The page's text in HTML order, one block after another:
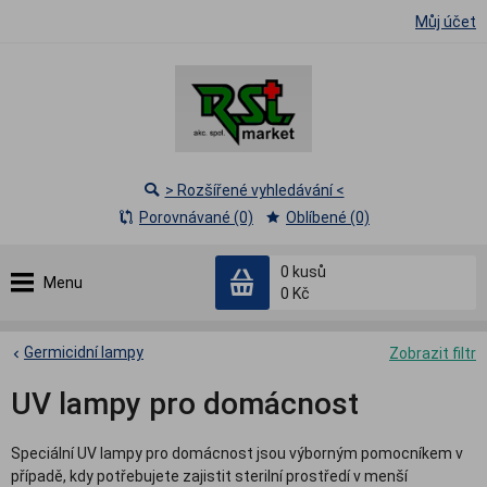
Můj účet
Menu
0 kusů
0 Kč
> Rozšířené vyhledávání <
Porovnávané (0)
Oblíbené (0)
Zobrazit filtr
Germicidní lampy
UV lampy pro domácnost
Speciální UV lampy pro domácnost jsou výborným pomocníkem v
případě, kdy potřebujete zajistit sterilní prostředí v menší